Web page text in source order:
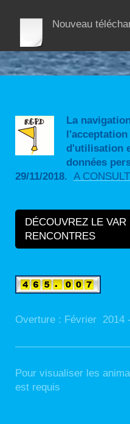
Nouveau
La
d'utilisation
données
29/11/2018. A
DÉCOUVREZ LE
RENCONTRES
Overture : Février 2014
Pour visualiser les
est requis